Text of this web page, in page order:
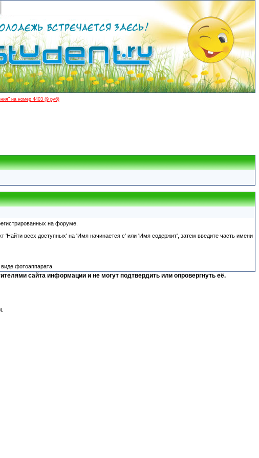
на номер 4403 (9 руб)
на форуме.
всех доступных' на 'Имя начинается с' или 'Имя содержит', затем введите часть имени
фотоаппарата
сайта информации и не могут подтвердить или опровергнуть её.